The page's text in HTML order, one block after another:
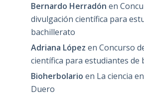
Bernardo Herradón en
divulgación científica para
bachillerato
Adriana López en Concurso
científica para estudiantes de
Bioherbolario en La ciencia
Duero